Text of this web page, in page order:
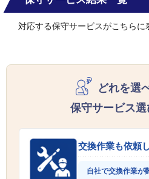
対応する保守サービスがこちらに
どれを選
保守サービス
交換作業も依頼
自社で交換作業が